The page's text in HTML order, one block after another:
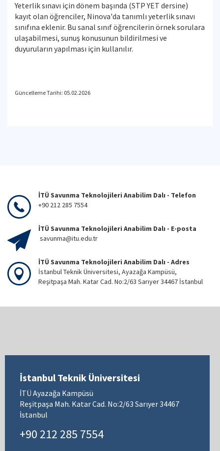
Yeterlik sınavı için dönem başında (STP YET dersine)
kayıt olan öğrenciler, Ninova'da tanımlı yeterlik sınavı
sınıfına eklenir. Bu sanal sınıf öğrencilerin örnek sorulara
ulaşabilmesi, sunuş konusunun bildirilmesi ve
duyuruların yapılması için kullanılır.
Güncelleme Tarihi: 05.02.2026
İTÜ Savunma Teknolojileri Anabilim Dalı - Telefon
+90 212 285 7554
İTÜ Savunma Teknolojileri Anabilim Dalı - E-posta
savunma@itu.edu.tr
İTÜ Savunma Teknolojileri Anabilim Dalı - Adres
İstanbul Teknik Üniversitesi, Ayazağa Kampüsü,
Reşitpaşa Mah. Katar Cad. No:2/63 Sarıyer 34467 İstanbul
İstanbul Teknik Üniversitesi
İTÜ Ayazağa Kampüsü
Reşitpaşa Mah. Katar Cad. No:2/63 Sarıyer 34467
İstanbul
+90 212 285 7554